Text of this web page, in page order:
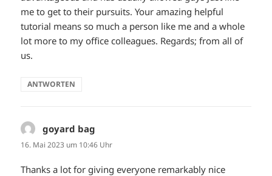
me to get to their pursuits. Your amazing helpful
tutorial means so much a person like me and a whole
lot more to my office colleagues. Regards; from all of
us.
ANTWORTEN
goyard bag
16. Mai 2023 um 10:46 Uhr
Thanks a lot for giving everyone remarkably nice